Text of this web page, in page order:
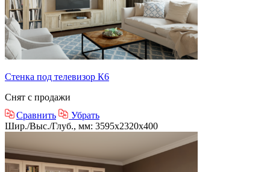
Стенка под телевизор К6
Снят с продажи
Сравнить
Убрать
Шир./Выс./Глуб., мм: 3595x2320x400